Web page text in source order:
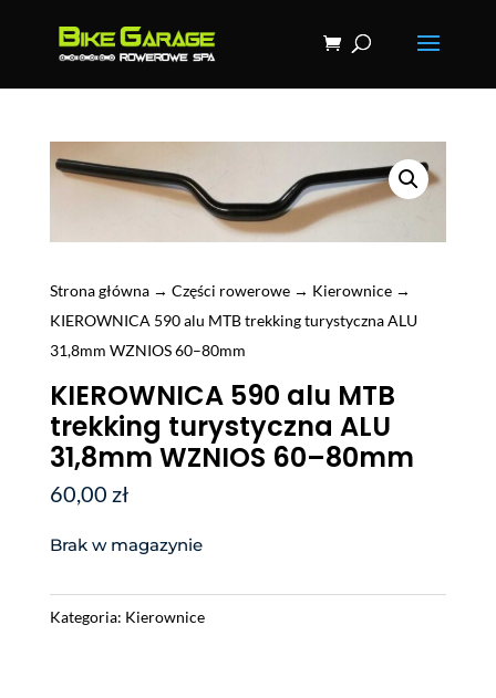
Strona główna→ Części rowerowe→ Kierownice→
KIEROWNICA 590 alu MTB trekking turystyczna ALU
31,8mm WZNIOS 60–80mm
KIEROWNICA 590 alu MTB
trekking turystyczna ALU
31,8mm WZNIOS 60–80mm
60,00 zł
Brak w magazynie
Kategoria: Kierownice